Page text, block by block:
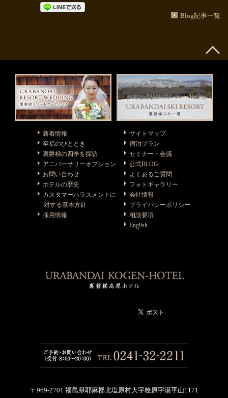
Blog記事一覧
新着情報
至福のひととき
裏磐梯の四季を探訪
アニバーサリーオプション
お問い合わせ
ホテルの歴史
カスタマーハラスメントに
対する基本方針
採用情報
サイトマップ
宿泊プラン
セミナー・会議
公式BLOG
よくあるご質問
フォトギャラリー
会社情報
プライバシーポリシー
相談要項
English
〒969-2701 福島県耶麻郡北塩原村大字桧原字湯平山1171